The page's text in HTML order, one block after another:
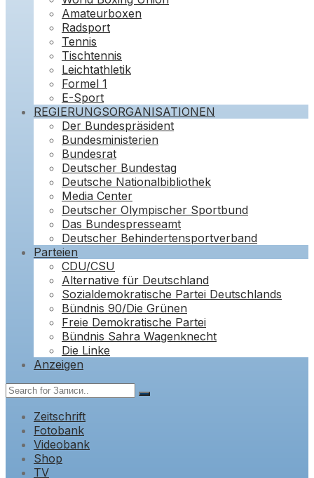
Amateurboxen
Radsport
Tennis
Tischtennis
Leichtathletik
Formel 1
E-Sport
REGIERUNGSORGANISATIONEN
Der Bundespräsident
Bundesministerien
Bundesrat
Deutscher Bundestag
Deutsche Nationalbibliothek
Media Center
Deutscher Olympischer Sportbund
Das Bundespresseamt
Deutscher Behindertensportverband
Parteien
CDU/CSU
Alternative für Deutschland
Sozialdemokratische Partei Deutschlands
Bündnis 90/Die Grünen
Freie Demokratische Partei
Bündnis Sahra Wagenknecht
Die Linke
Anzeigen
Zeitschrift
Fotobank
Videobank
Shop
TV